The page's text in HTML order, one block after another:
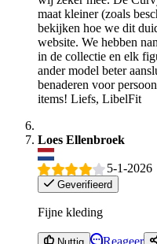
maat kleiner (zoals
bekijken hoe we dit
website. We hebben
in de collectie en elk
ander model beter
benaderen voor
items! Liefs, LibelFit
Loes Ellenbroek
5-1-2026
Geverifieerd
Fijne kleding
Reageer